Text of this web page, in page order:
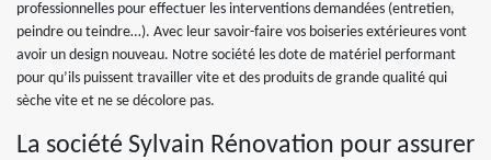
professionnelles pour effectuer les interventions demandées (entretien,
peindre ou teindre…). Avec leur savoir-faire vos boiseries extérieures vont
avoir un design nouveau. Notre société les dote de matériel performant
pour qu’ils puissent travailler vite et des produits de grande qualité qui
sèche vite et ne se décolore pas.
La société Sylvain Rénovation pour assurer